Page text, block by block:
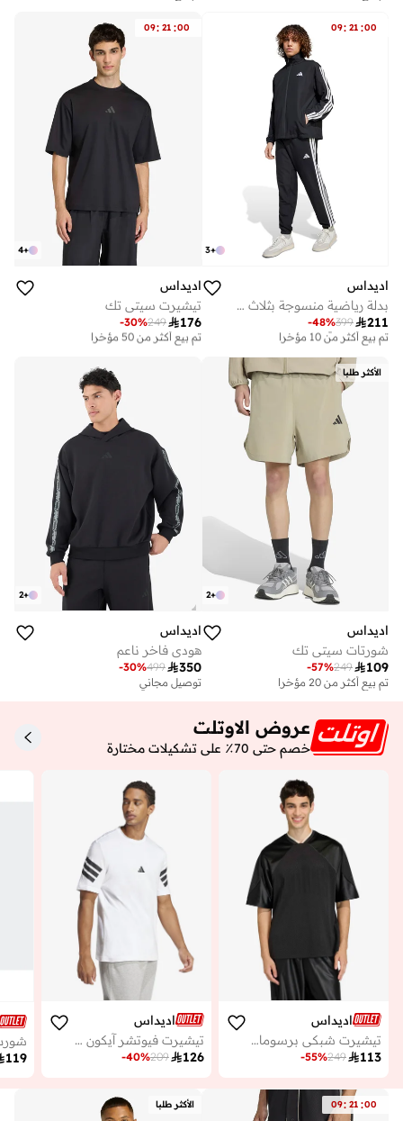
09: 21 :00
+
3
اديداس
بدلة رياضية منسوجة بثلاث خطوط
211
399
-48%
توصيل مجاني
تم بيع أكثر من 10 مؤخرا
تم بيع أكثر من 10 مؤخرا
09: 21 :00
+
4
اديداس
تيشيرت سيتي تك
176
249
-30%
على وشك النفاد
تم بيع أكثر من 50 مؤخرا
الأكثر طلبا
+
2
اديداس
شورتات سيتي تك
109
249
-57%
تم بيع أكثر من 20 مؤخرا
+
2
اديداس
هودي فاخر ناعم
350
499
-30%
توصيل مجاني
عروض الاوتلت
خصم حتى 70٪ على تشكيلات مختارة
اديداس
تيشيرت شبكي برسومات الملعب
113
249
-55%
اديداس
تيشيرت فيوتشر آيكون مزين بـ 3 خطوط
126
209
-40%
119
09: 21 :00 الأكثر طلبا